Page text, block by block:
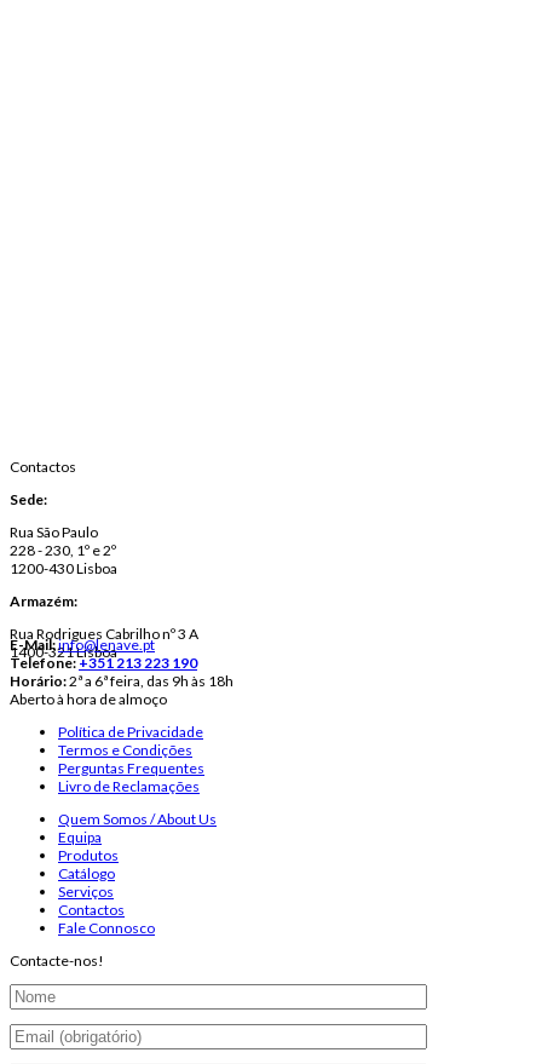
Contactos
Sede:
Rua São Paulo
228 - 230, 1º e 2º
1200-430 Lisboa
Armazém:
Rua Rodrigues Cabrilho nº 3 A
1400-321 Lisboa
E-Mail:info@lenave.pt
Telefone:+351 213 223 190
Horário:2ª a 6ª feira, das 9h às 18h
Aberto à hora de almoço
Política de Privacidade
Termos e Condições
Perguntas Frequentes
Livro de Reclamações
Quem Somos / About Us
Equipa
Produtos
Catálogo
Serviços
Contactos
Fale Connosco
Contacte-nos!